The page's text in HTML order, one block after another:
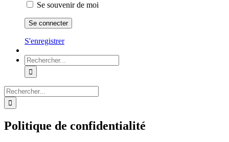
Se souvenir de moi
S'enregistrer
Rechercher:
Rechercher:
Politique de confidentialité